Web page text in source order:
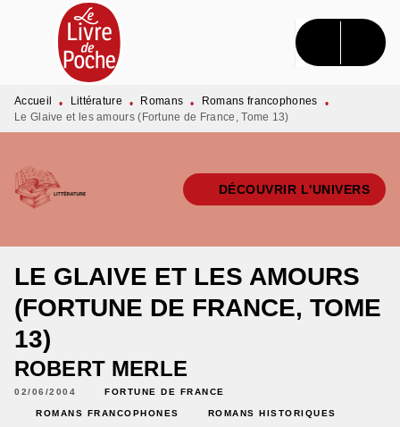
MENU RECHERCHE CONTENU
PIED DE PAGE
Accueil • Littérature • Romans • Romans francophones
•
Le Glaive et les amours (Fortune de France, Tome 13)
DÉCOUVRIR L'UNIVERS
LE GLAIVE ET LES AMOURS
(FORTUNE DE FRANCE, TOME
13)
ROBERT MERLE
02/06/2004 FORTUNE DE FRANCE
ROMANS FRANCOPHONES ROMANS HISTORIQUES